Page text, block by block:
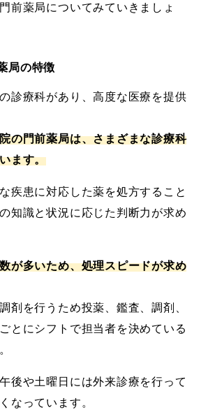
前薬局についてみていきましょ
局の特徴
診療科があり、高度な医療を提供
の門前薬局は、さまざまな診療科
ます。
疾患に対応した薬を処方すること
知識と状況に応じた判断力が求め
が多いため、処理スピードが求め
剤を行うため投薬、鑑査、調剤、
とにシフトで担当者を決めている
後や土曜日には外来診療を行って
なっています。